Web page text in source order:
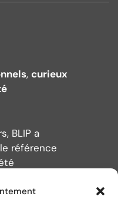
, curieux
BLIP a
référence